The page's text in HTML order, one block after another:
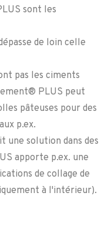
sont les
de loin celle
pas les ciments
PLUS peut
pâteuses pour des
p.ex.
une solution dans des
apporte p.ex. une
de collage de
à l'intérieur).